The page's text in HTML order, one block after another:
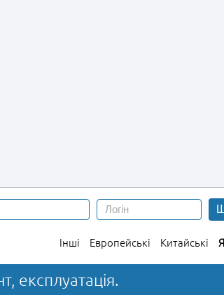
Інші Европейські Китайські
експлуатація.